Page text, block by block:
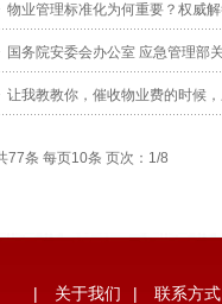
物业管理标准化为何重要？权威
国务院安委会办公室 应急管理部
让我教教你，催收物业费的时候
77条 每页10条 页次：1/8
| 关于我们 | 联系方式